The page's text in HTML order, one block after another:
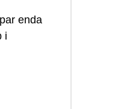
enda
i